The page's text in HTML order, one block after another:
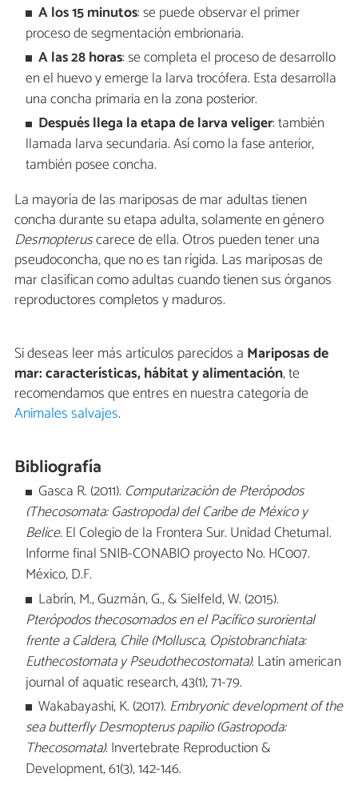
A los 15 minutos: se puede observar el primer
proceso de segmentación embrionaria.
A las 28 horas: se completa el proceso de desarrollo
en el huevo y emerge la larva trocófera. Esta desarrolla
una concha primaria en la zona posterior.
Después llega la etapa de larva veliger: también
llamada larva secundaria. Así como la fase anterior,
también posee concha.
La mayoría de las mariposas de mar adultas tienen
concha durante su etapa adulta, solamente en género
Desmopteruscarece de ella. Otros pueden tener una
pseudoconcha, que no es tan rígida. Las mariposas de
mar clasifican como adultas cuando tienen sus órganos
reproductores completos y maduros.
Si deseas leer más artículos parecidos a Mariposas de
mar: características, hábitat y alimentación, te
recomendamos que entres en nuestra categoría de
Animales salvajes.
Bibliografía
Gasca R. (2011). Computarización de Pterópodos
(Thecosomata: Gastropoda) del Caribe de México y
Belice. El Colegio de la Frontera Sur. Unidad Chetumal.
Informe final SNIB-CONABIO proyecto No. HC007.
México, D.F.
Labrín, M., Guzmán, G., & Sielfeld, W. (2015).
Pterópodos thecosomados en el Pacífico suroriental
frente a Caldera, Chile (Mollusca, Opistobranchiata:
Euthecostomata y Pseudothecostomata). Latin american
journal of aquatic research, 43(1), 71-79.
Wakabayashi, K. (2017). Embryonic development of the
sea butterfly Desmopterus papilio (Gastropoda:
Thecosomata). Invertebrate Reproduction &
Development, 61(3), 142-146.